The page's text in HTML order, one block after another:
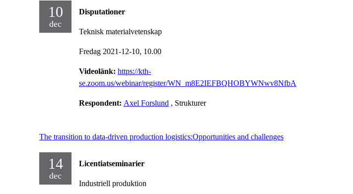
10
dec
Disputationer
Teknisk materialvetenskap
Fredag 2021-12-10, 10.00
Videolänk: https://kth-
se.zoom.us/webinar/register/WN_m8E2IEFBQHOBYWNwv8NfbA
Respondent: Axel Forslund , Strukturer
The transition to data-driven production logistics:Opportunities and challenges
14
dec
Licentiatseminarier
Industriell produktion